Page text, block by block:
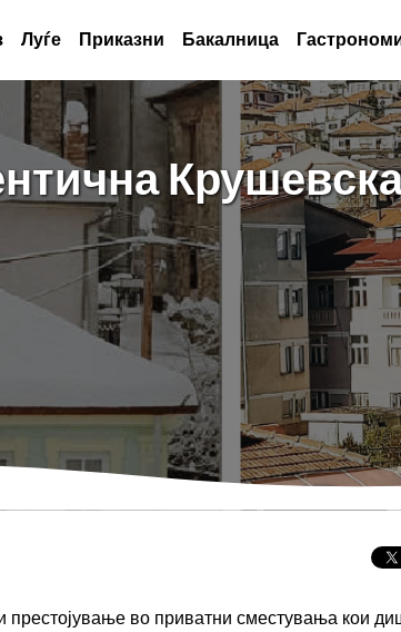
Луѓе Приказни Бакалница
престојување во приватни сместувања кои